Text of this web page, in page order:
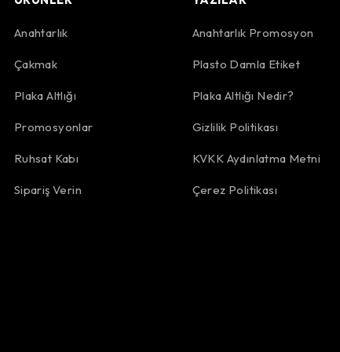
Anahtarlık
Çakmak
Plaka Altlığı
Promosyonlar
Ruhsat Kabı
Sipariş Verin
Anahtarlık Promosyon
Plasto Damla Etiket
Plaka Altlığı Nedir?
Gizlilik Politikası
KVKK Aydınlatma Metni
Çerez Politikası